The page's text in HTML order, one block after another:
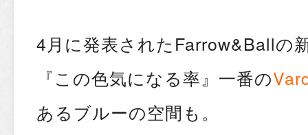
4月に発表されたFarrow&Ballの
『この色気になる率』一番の
あるブルーの空間も。